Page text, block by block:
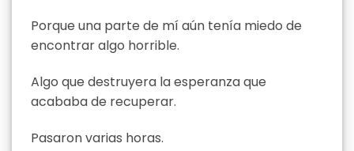
Porque una parte de mí aún tenía miedo de
encontrar algo horrible.
Algo que destruyera la esperanza que
acababa de recuperar.
Pasaron varias horas.